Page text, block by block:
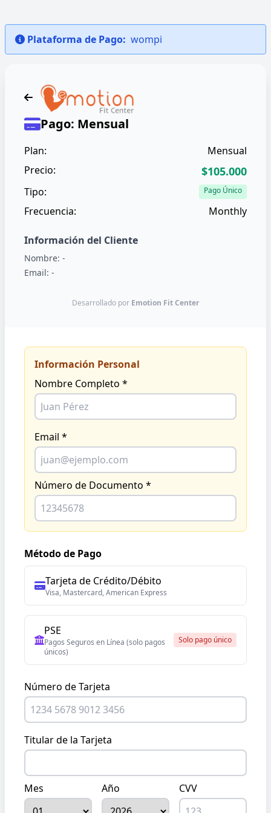
Plataforma de Pago: wompi
Pago: Mensual
Plan:
Mensual
Precio:
$105.000
Tipo: Pago Único
Frecuencia: Monthly
Información del Cliente
Nombre: -
Email: -
Desarrollado por Emotion Fit Center
Información Personal
Nombre Completo *
Email *
Número de Documento *
Método de Pago
Tarjeta de Crédito/Débito
Visa, Mastercard, American Express
PSE
Pagos Seguros en Línea (solo pagos
únicos)
Solo pago único
Número de Tarjeta
Titular de la Tarjeta
Mes Año CVV